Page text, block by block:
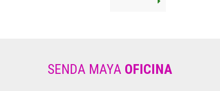
SENDA MAYA OFICINA